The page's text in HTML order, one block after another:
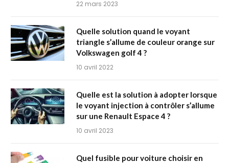
22 mars 2023
Quelle solution quand le voyant
triangle s’allume de couleur orange sur
Volkswagen golf 4 ?
10 avril 2022
Quelle est la solution à adopter lorsque
le voyant injection à contrôler s’allume
sur une Renault Espace 4 ?
10 avril 2023
Quel fusible pour voiture choisir en